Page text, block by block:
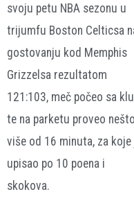
svoju petu NBA sezonu u
trijumfu Boston Celticsa
gostovanju kod Memphis
Grizzelsa rezultatom
121:103, meč počeo sa
te na parketu proveo nešto
više od 16 minuta, za koje
upisao po 10 poena i
skokova.